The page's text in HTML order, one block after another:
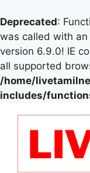
Deprecated:
was called with
version 6.9.0! IE
all supported
/home/
includes/